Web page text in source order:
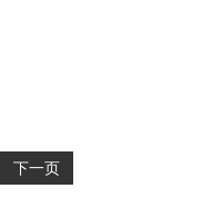
下一页